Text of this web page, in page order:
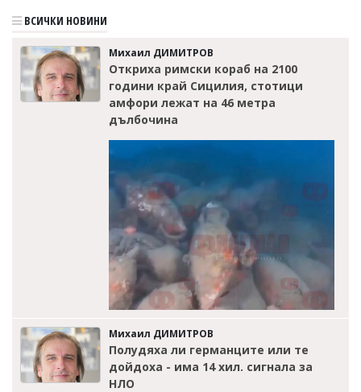
ВСИЧКИ НОВИНИ
Михаил ДИМИТРОВ
Откриха римски кораб на 2100
години край Сицилия, стотици
амфори лежат на 46 метра
дълбочина
Михаил ДИМИТРОВ
Полудяха ли германците или те
дойдоха - има 14 хил. сигнала за
НЛО